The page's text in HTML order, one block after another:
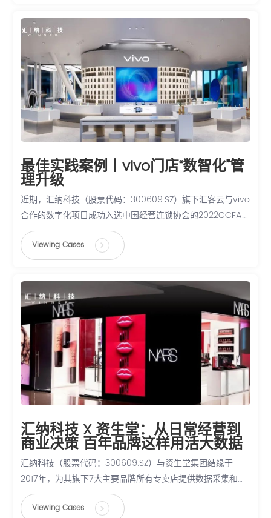
最佳实践案例丨vivo门店“数智化”管
理升级
近期，汇纳科技（股票代码：300609.SZ）旗下汇客云与vivo
合作的数字化项目成功入选中国经营连锁协会的2022CCFA
金百合时尚零售与消费品牌最佳实践案例，并获评数字化创新
五星案例。
Viewing Cases
汇纳科技 X 资生堂：从日常经营到
商业决策 百年品牌这样用活大数据
汇纳科技（股票代码：300609.SZ）与资生堂集团结缘于
2017年，为其旗下7大主要品牌所有专卖店提供数据采集和数
据分析服务，覆盖SHISEIDO、NARS、IPSA、THE GINZA、
EFFRCTIM 和LAURA MERCIER等多个品牌数百家门店。作为各
Viewing Cases